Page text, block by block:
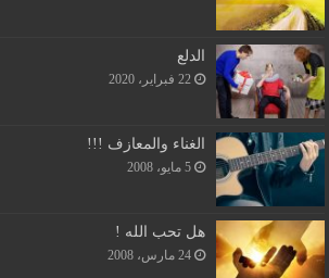
الدلع
22 فبراير، 2020
الغناء والمعازف !!!
5 مايو، 2008
هل تحب الله !
24 مارس، 2008